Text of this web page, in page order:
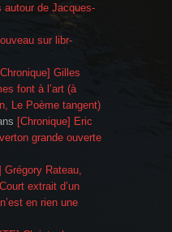
autour de Jacques-
sur libr-
Gilles
font à l’art (à
Le Poème tangent)
[Chronique] Eric
grande ouverte
Grégory Rateau,
extrait d’un
en rien une